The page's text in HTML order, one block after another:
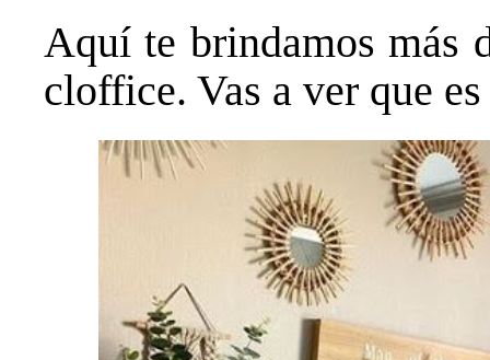
Aquí te brindamos más
cloffice. Vas a ver que